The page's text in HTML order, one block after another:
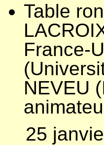
Table
France-
NEVEU
25